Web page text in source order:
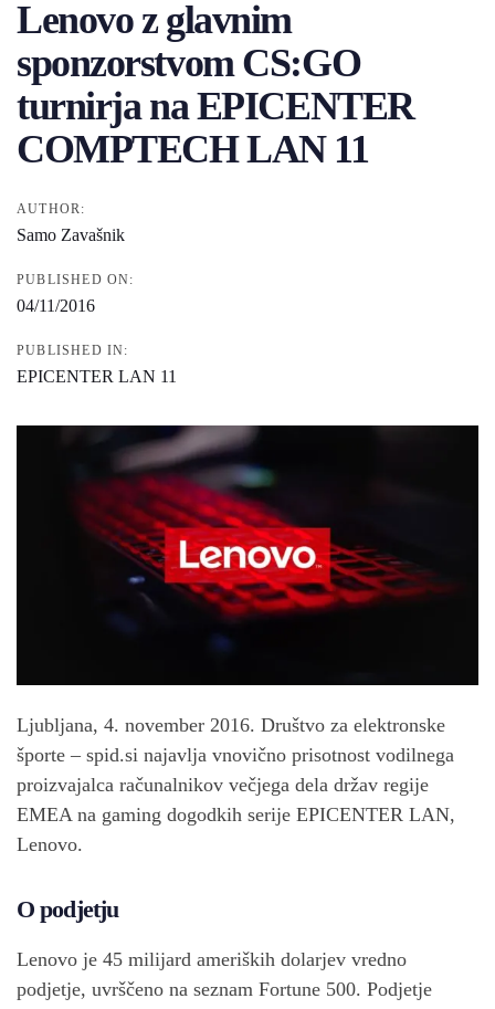
Lenovo z glavnim
sponzorstvom CS:GO
turnirja na EPICENTER
COMPTECH LAN 11
AUTHOR:
Samo Zavašnik
PUBLISHED ON:
04/11/2016
PUBLISHED IN:
EPICENTER LAN 11
Ljubljana, 4. november 2016. Društvo za elektronske
športe – spid.si najavlja vnovično prisotnost vodilnega
proizvajalca računalnikov večjega dela držav regije
EMEA na gaming dogodkih serije EPICENTER LAN,
Lenovo.
O podjetju
Lenovo je 45 milijard ameriških dolarjev vredno
podjetje, uvrščeno na seznam Fortune 500. Podjetje